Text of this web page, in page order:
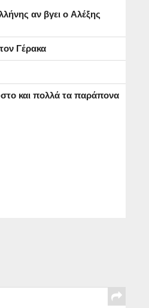
αν βγει ο Αλέξης
Γέρακα
και πολλά τα παράπονα